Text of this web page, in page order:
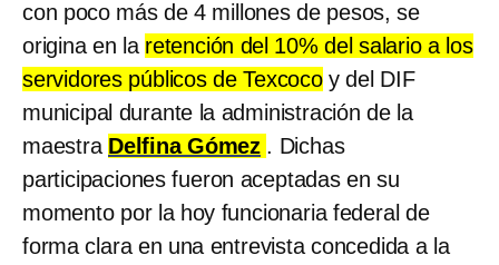
con poco más de 4 millones de pesos, se
origina en la retención del 10% del salario a los
servidores públicos de Texcocoy del DIF
municipal durante la administración de la
maestra Delfina Gómez . Dichas
participaciones fueron aceptadas en su
momento por la hoy funcionaria federal de
forma clara en una entrevista concedida a la